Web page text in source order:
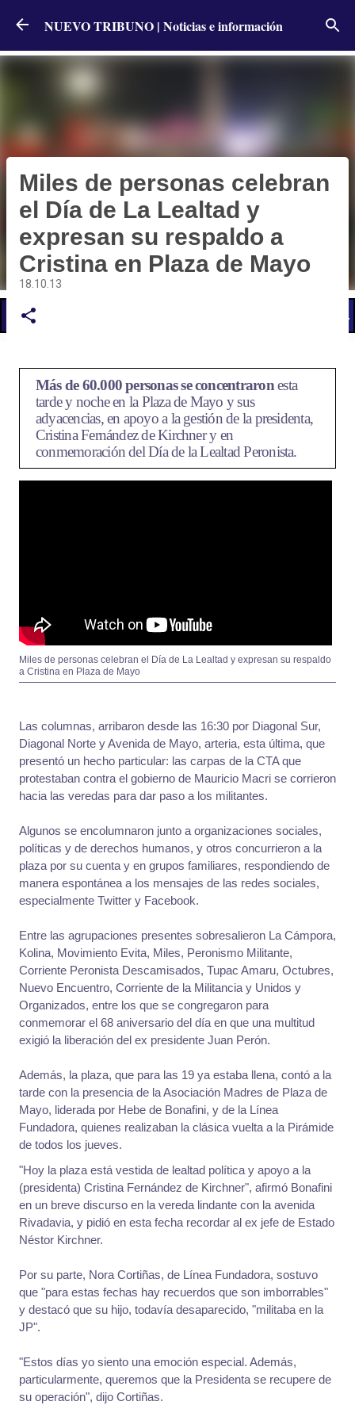
Ir al contenido principal
NUEVO TRIBUNO | Noticias e información
📢 LO ÚLTIMO
Miles de personas celebran
el Día de La Lealtad y
expresan su respaldo a
Cristina en Plaza de Mayo
18.10.13
Más de 60.000 personas se concentraronesta
tarde y noche en la Plaza de Mayo y sus
adyacencias, en apoyo a la gestión de la presidenta,
Cristina Fernández de Kirchner y en
conmemoración del Día de la Lealtad Peronista.
Miles de personas celebran el Día de La Lealtad y expresan su respaldo
a Cristina en Plaza de Mayo
Las columnas, arribaron desde las 16:30 por Diagonal Sur,
Diagonal Norte y Avenida de Mayo, arteria, esta última, que
presentó un hecho particular: las carpas de la CTA que
protestaban contra el gobierno de Mauricio Macri se corrieron
hacia las veredas para dar paso a los militantes.
Algunos se encolumnaron junto a organizaciones sociales,
políticas y de derechos humanos, y otros concurrieron a la
plaza por su cuenta y en grupos familiares, respondiendo de
manera espontánea a los mensajes de las redes sociales,
especialmente Twitter y Facebook.
Entre las agrupaciones presentes sobresalieron La Cámpora,
Kolina, Movimiento Evita, Miles, Peronismo Militante,
Corriente Peronista Descamisados, Tupac Amaru, Octubres,
Nuevo Encuentro, Corriente de la Militancia y Unidos y
Organizados, entre los que se congregaron para
conmemorar el 68 aniversario del día en que una multitud
exigió la liberación del ex presidente Juan Perón.
Además, la plaza, que para las 19 ya estaba llena, contó a la
tarde con la presencia de la Asociación Madres de Plaza de
Mayo, liderada por Hebe de Bonafini, y de la Línea
Fundadora, quienes realizaban la clásica vuelta a la Pirámide
de todos los jueves.
"Hoy la plaza está vestida de lealtad política y apoyo a la
(presidenta) Cristina Fernández de Kirchner", afirmó Bonafini
en un breve discurso en la vereda lindante con la avenida
Rivadavia, y pidió en esta fecha recordar al ex jefe de Estado
Néstor Kirchner.
Por su parte, Nora Cortiñas, de Línea Fundadora, sostuvo
que "para estas fechas hay recuerdos que son imborrables"
y destacó que su hijo, todavía desaparecido, "militaba en la
JP".
"Estos días yo siento una emoción especial. Además,
particularmente, queremos que la Presidenta se recupere de
su operación", dijo Cortiñas.